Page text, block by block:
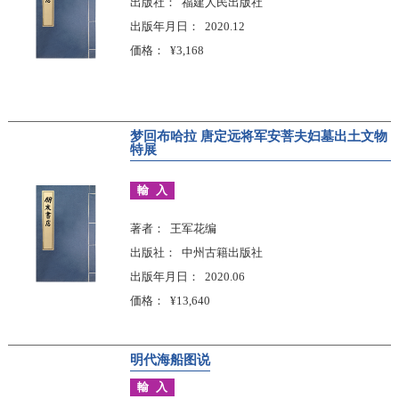
出版社
福建人民出版社
出版年月日
2020.12
価格
¥3,168
梦回布哈拉 唐定远将军安菩夫妇墓出土文物
特展
輸入
著者
王军花编
出版社
中州古籍出版社
出版年月日
2020.06
価格
¥13,640
明代海船图说
輸入